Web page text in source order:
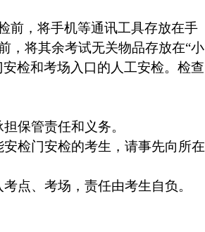
前，将手机等通讯工具存放在手
，将其余考试无关物品存放在“小
检和考场入口的人工安检。检查
保管责任和义务。
检门安检的考生，请事先向所在
点、考场，责任由考生自负。